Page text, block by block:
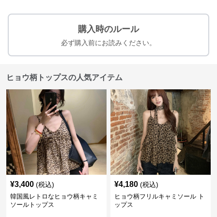
購入時のルール
必ず購入前にお読みください。
ヒョウ柄トップスの人気アイテム
¥3,400 (税込)
韓国風レトロなヒョウ柄キャミ
ソールトップス
¥4,180 (税込)
ヒョウ柄フリルキャミソール ト
ップス